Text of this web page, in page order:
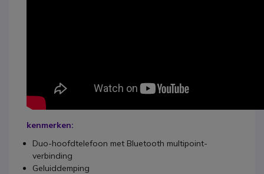
kenmerken:
Duo-hoofdtelefoon met Bluetooth multipoint-
verbinding
Geluiddemping